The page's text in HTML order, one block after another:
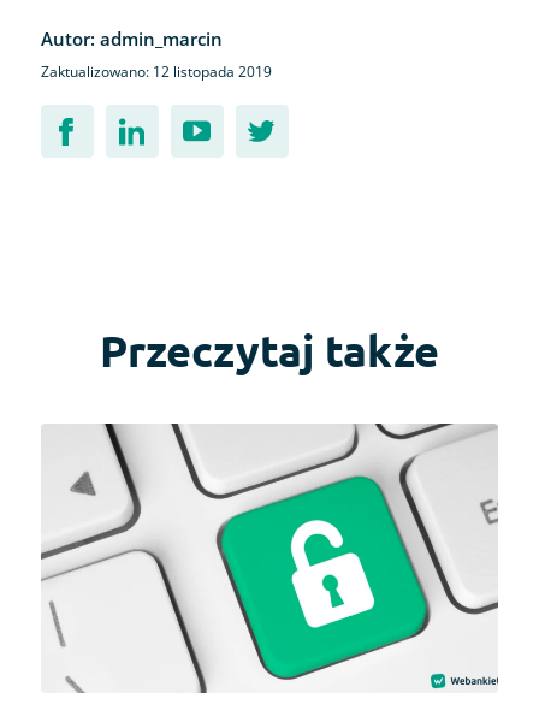
Autor: admin_marcin
Zaktualizowano: 12 listopada 2019
Przeczytaj także